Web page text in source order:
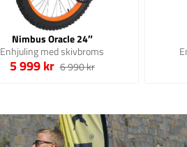
Nimbus Oracle 24″
Enhjuling med skivbroms
5 999 kr 6 990 kr